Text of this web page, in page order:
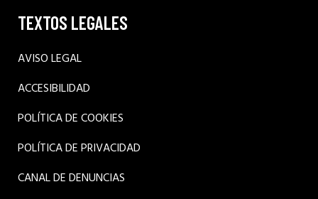
TEXTOS LEGALES
AVISO LEGAL
ACCESIBILIDAD
POLÍTICA DE COOKIES
POLÍTICA DE PRIVACIDAD
CANAL DE DENUNCIAS